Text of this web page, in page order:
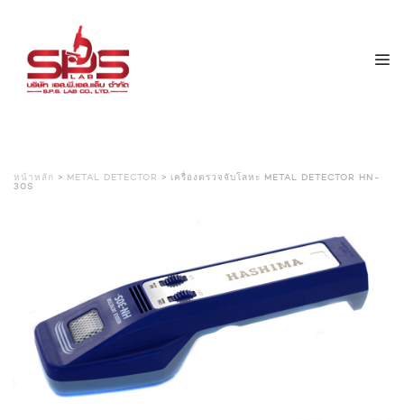
หน้าหลัก > METAL DETECTOR
> เครื่องตรวจจับโลหะ METAL DETECTOR HN-
30S